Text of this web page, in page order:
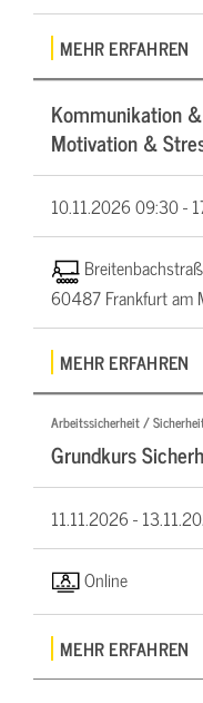
MEHR ERFAHREN
Kommunikation
Motivation &
10.11.202609:30 -
60487 Frankfurt am
MEHR ERFAHREN
Arbeitssicherheit /
Grundkurs
11.11.2026 -
Online
MEHR ERFAHREN